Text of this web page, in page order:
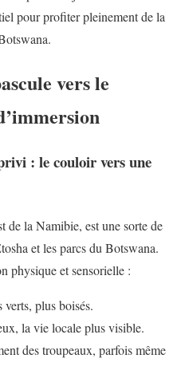
pour profiter pleinement de la
vers le
: le couloir vers une
de la Namibie, est une sorte de
et les parcs du Botswana.
physique et sensorielle :
plus boisés.
la vie locale plus visible.
des troupeaux, parfois même